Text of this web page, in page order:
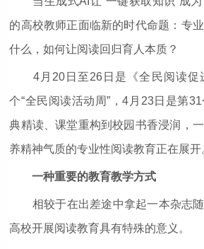
的高校教师正面临新的时代命题：专
什么，如何让阅读回归育人本质？
4月20日至26日是《全民阅读促
个“全民阅读活动周”，4月23日是第
典精读、课堂重构到校园书香浸润，
养精神气质的专业性阅读教育正在展开
一种重要的教育教学方式
相较于在出差途中拿起一本杂志随
高校开展阅读教育具有特殊的意义。